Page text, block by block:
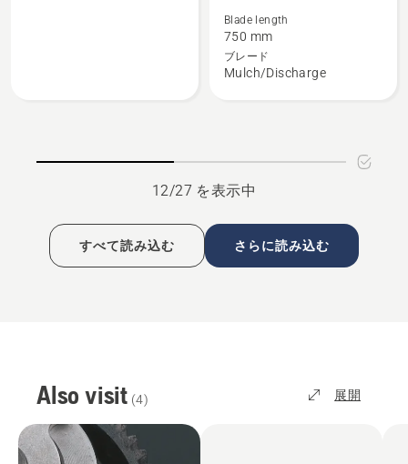
細
Blade length
750 mm
ブレード
Mulch/Discharge
12/27 を表示中
すべて読み込む さらに読み込む
Also visit (4) 展開